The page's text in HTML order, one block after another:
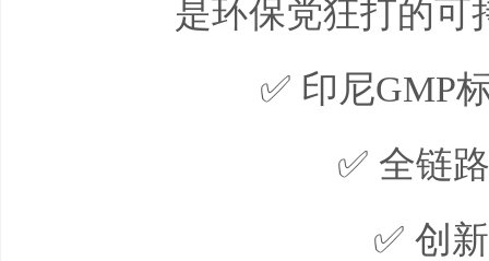
是环保党狂打的可
✅ 印尼GMP
✅ 全链
✅ 创